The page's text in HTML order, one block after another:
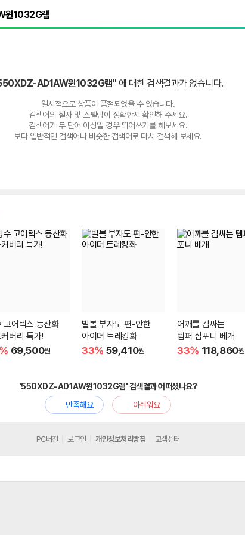
AD1AW윈1032G램" 에 대한 검색결과가 없습니다.
일시적으로 상품이 품절되었을 수 있습니다.
검색어의 철자 및 스펠링이 정확한지 확인해 주세요.
검색어가 두 단어 이상일 경우 띄어쓰기를 해보세요.
보다 일반적인 검색어나 비슷한 검색어로 다시 검색해 보세요.
고어텍스 등산화
버리 특가!
69,500원
발볼 부자도 편-안한
아이더 트레킹화
33% 59,410원
어깨를 감싸는
템퍼 심포니 베개
33% 118,860원
'550XDZ-AD1AW윈1032G램' 검색결과 어떠셨나요?
만족해요
아쉬워요
PC버전 로그인 개인정보처리방침 고객센터